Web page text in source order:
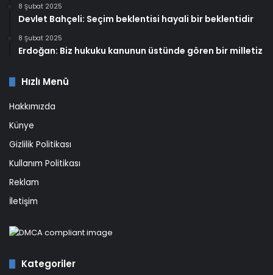
8 Şubat 2025
Devlet Bahçeli: Seçim beklentisi hayali bir beklentidir
8 Şubat 2025
Erdoğan: Biz hukuku kanunun üstünde gören bir milletiz
Hızlı Menü
Hakkımızda
Künye
Gizlilik Politikası
Kullanım Politikası
Reklam
İletişim
Kategoriler